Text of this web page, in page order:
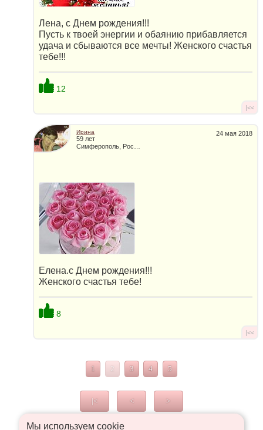
Лена, с Днем рождения!!!
Пусть к твоей энергии и обаянию прибавляется
удача и сбываются все мечты! Женского счастья
тебе!!!
12
|<<
24 мая 2018
Ирина
59 лет
Елена.с Днем рождения!!!
Женского счастья тебе!
8
|<<
1 2 3 4 5
|< < >
Мы используем сookie